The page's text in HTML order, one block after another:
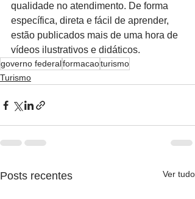
qualidade no atendimento. De forma
específica, direta e fácil de aprender,
estão publicados mais de uma hora de
vídeos ilustrativos e didáticos.
governo federalformacaoturismo
Turismo
Posts recentes Ver tudo